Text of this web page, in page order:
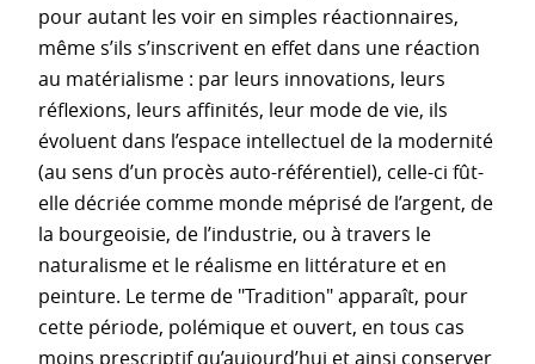
pour autant les voir en simples réactionnaires,
même s’ils s’inscrivent en effet dans une réaction
au matérialisme : par leurs innovations, leurs
réflexions, leurs affinités, leur mode de vie, ils
évoluent dans l’espace intellectuel de la modernité
(au sens d’un procès auto-référentiel), celle-ci fût-
elle décriée comme monde méprisé de l’argent, de
la bourgeoisie, de l’industrie, ou à travers le
naturalisme et le réalisme en littérature et en
peinture. Le terme de "Tradition" apparaît, pour
cette période, polémique et ouvert, en tous cas
moins prescriptif qu’aujourd’hui et ainsi conserver